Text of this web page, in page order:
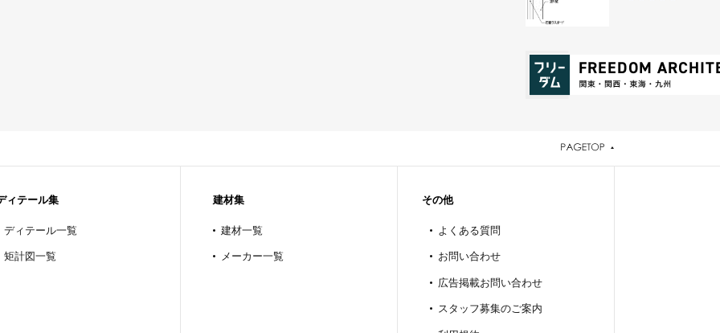
ィテール集
ディテール一覧
矩計図一覧
建材集
建材一覧
メーカー一覧
その他
よくある質問
お問い合わせ
広告掲載お問い合わせ
スタッフ募集のご案内